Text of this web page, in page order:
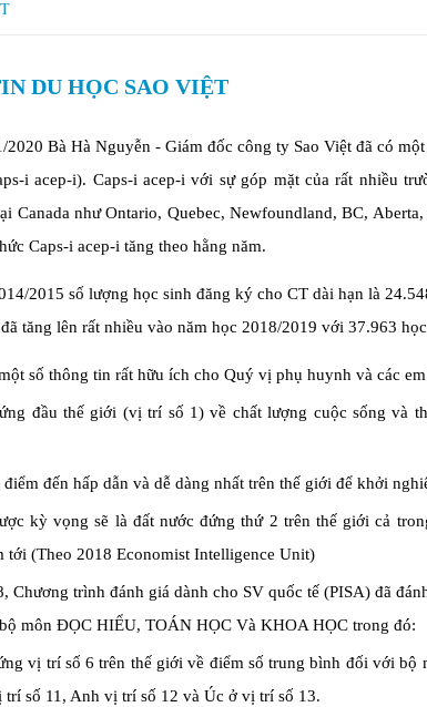
DU HỌC SAO VIỆT
2020 Bà Hà Nguyễn - Giám đốc công ty Sao Việt đã có
i acep-i). Caps-i acep-i với sự góp mặt của rất nhiều
Canada như Ontario, Quebec, Newfoundland, BC,
Caps-i acep-i tăng theo hằng năm.
2015 số lượng học sinh đăng ký cho CT dài hạn là
tăng lên rất nhiều vào năm học 2018/2019 với 37.963
số thông tin rất hữu ích cho Quý vị phụ huynh và các
đầu thế giới (vị trí số 1) về chất lượng cuộc sống và
điểm đến hấp dẫn và dễ dàng nhất trên thế giới để khởi
kỳ vọng sẽ là đất nước đứng thứ 2 trên thế giới cả
tới (Theo 2018 Economist Intelligence Unit)
Chương trình đánh giá dành cho SV quốc tế (PISA) đã
môn ĐỌC HIỂU, TOÁN HỌC Và KHOA HỌC trong đó:
vị trí số 6 trên thế giới về điểm số trung bình đối với
trí số 11, Anh vị trí số 12 và Úc ở vị trí số 13.